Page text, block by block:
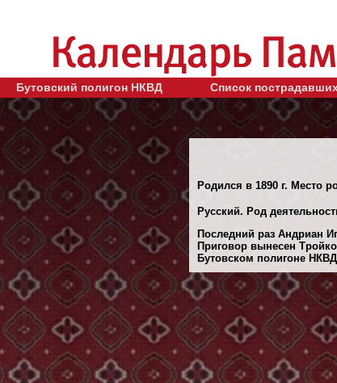
Бутовский полигон НКВД Список
Родился в 1890 г. Место
Русский. Род
Последний раз Андриан
Приговор вынесен
Бутовском полигоне